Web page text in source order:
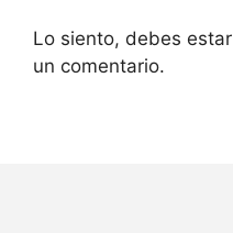
Lo siento, debes estar
un comentario.